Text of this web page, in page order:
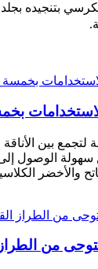
بتنجيده
لتجمع بين
سهولة الوصول
والأخضر
من الطراز